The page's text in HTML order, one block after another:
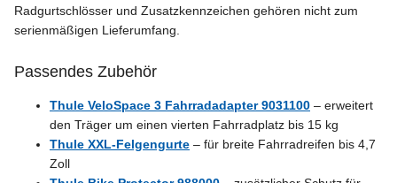
Radgurtschlösser und Zusatzkennzeichen gehören nicht zum
serienmäßigen Lieferumfang.
Passendes Zubehör
Thule VeloSpace 3 Fahrradadapter 9031100 – erweitert
den Träger um einen vierten Fahrradplatz bis 15 kg
Thule XXL-Felgengurte – für breite Fahrradreifen bis 4,7
Zoll